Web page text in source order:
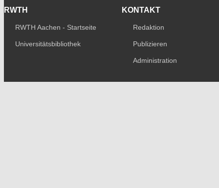
RWTH
RWTH Aachen - Startseite
Universitätsbibliothek
KONTAKT
Redaktion
Publizieren
Administration